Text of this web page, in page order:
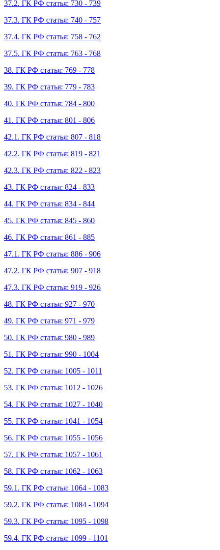
37.2. ГК РФ статья: 730 - 739
37.3. ГК РФ статья: 740 - 757
37.4. ГК РФ статья: 758 - 762
37.5. ГК РФ статья: 763 - 768
38. ГК РФ статья: 769 - 778
39. ГК РФ статья: 779 - 783
40. ГК РФ статья: 784 - 800
41. ГК РФ статья: 801 - 806
42.1. ГК РФ статья: 807 - 818
42.2. ГК РФ статья: 819 - 821
42.3. ГК РФ статья: 822 - 823
43. ГК РФ статья: 824 - 833
44. ГК РФ статья: 834 - 844
45. ГК РФ статья: 845 - 860
46. ГК РФ статья: 861 - 885
47.1. ГК РФ статья: 886 - 906
47.2. ГК РФ статья: 907 - 918
47.3. ГК РФ статья: 919 - 926
48. ГК РФ статья: 927 - 970
49. ГК РФ статья: 971 - 979
50. ГК РФ статья: 980 - 989
51. ГК РФ статья: 990 - 1004
52. ГК РФ статья: 1005 - 1011
53. ГК РФ статья: 1012 - 1026
54. ГК РФ статья: 1027 - 1040
55. ГК РФ статья: 1041 - 1054
56. ГК РФ статья: 1055 - 1056
57. ГК РФ статья: 1057 - 1061
58. ГК РФ статья: 1062 - 1063
59.1. ГК РФ статья: 1064 - 1083
59.2. ГК РФ статья: 1084 - 1094
59.3. ГК РФ статья: 1095 - 1098
59.4. ГК РФ статья: 1099 - 1101